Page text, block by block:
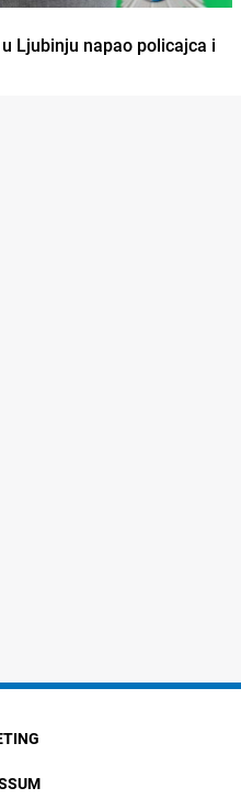
Ljubinju napao policajca i